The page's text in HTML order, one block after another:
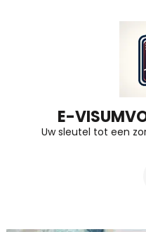
E-
Uw sleutel tot een